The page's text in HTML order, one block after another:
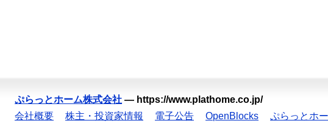
ぷらっとホーム株式会社 — https://www.plathome.co.jp/
会社概要
株主・投資家情報 電子公告 OpenBlocks ぷらっとホ